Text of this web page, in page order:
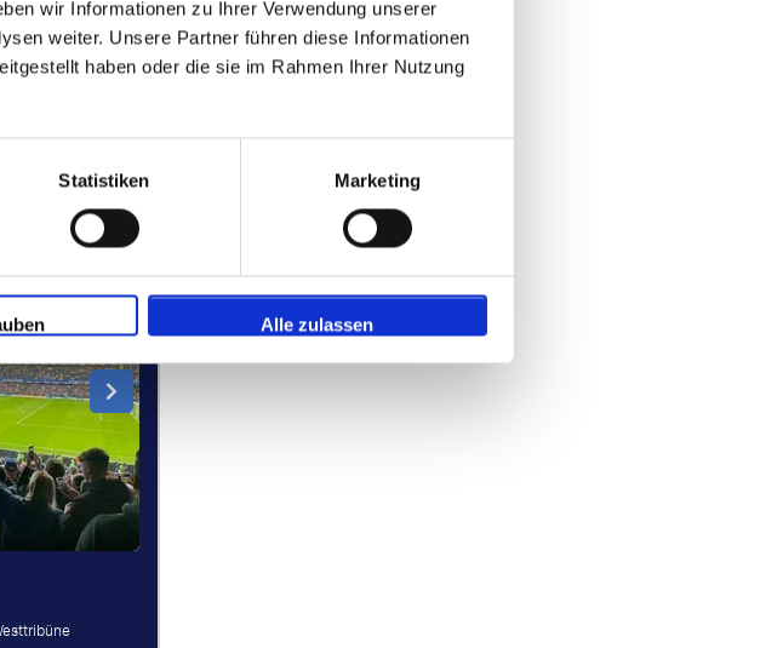
wir Informationen zu Ihrer Verwendung unserer
weiter. Unsere Partner führen diese Informationen
haben oder die sie im Rahmen Ihrer Nutzung
Statistiken Marketing
Alle zulassen
P.P. AB